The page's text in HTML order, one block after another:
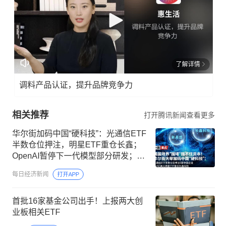
了解详情
调料产品认证，提升品牌竞争力
相关推荐 打开腾讯新闻查看更多
华尔街加码中国“硬科技”：光通信ETF
半数仓位押注，明星ETF重仓长鑫；
OpenAI暂停下一代模型部分研发；美
联储9月加息概率降至44%，金价涨破
4300美元 | 一周国际财经
每日经济新闻 打开APP
首批16家基金公司出手！上报两大创
业板相关ETF